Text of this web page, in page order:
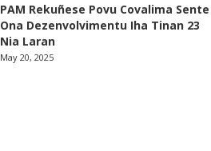
PAM Rekuñese Povu Covalima Sente
Ona Dezenvolvimentu Iha Tinan 23
Nia Laran
May 20, 2025